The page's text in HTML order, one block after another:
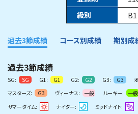
級別
B1
過去3節成績 コース別成績 期別成
過去3節成績
SG: SG G1: G1 G2: G2 G3: G3
マスターズ:
G3 ヴィーナス: 一般 ルーキー: 一般
サマータイム:
ナイター: ミッドナイト: